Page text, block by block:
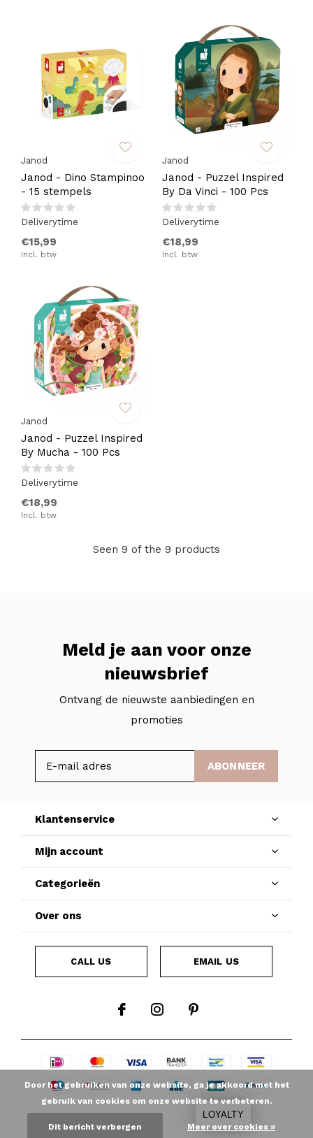
Janod
Janod - Dino Stampinoo
- 15 stempels
Deliverytime
€15,99
Incl. btw
Janod
Janod - Puzzel Inspired
By Da Vinci - 100 Pcs
Deliverytime
€18,99
Incl. btw
Janod
Janod - Puzzel Inspired
By Mucha - 100 Pcs
Deliverytime
€18,99
Incl. btw
Seen 9 of the 9 products
Meld je aan voor onze
nieuwsbrief
Ontvang de nieuwste aanbiedingen en
promoties
ABONNEER
Klantenservice
Mijn account
Categorieën
Over ons
CALL US EMAIL US
Door het gebruiken van onze website, ga je akkoord met het
gebruik van cookies om onze website te verbeteren.
Dit bericht verbergen Meer over cookies »
LOYALTY